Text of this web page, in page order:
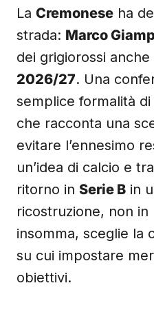
La Cremonese ha
strada: Marco
dei grigiorossi
2026/27. Una
semplice formalità
che racconta una
evitare l’ennesimo
un’idea di calcio e
ritorno in Serie B in
ricostruzione, non
insomma, sceglie la
su cui impostare
obiettivi.